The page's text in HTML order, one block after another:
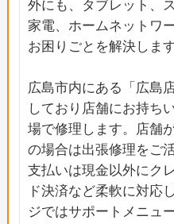
外にも、タブレット、
家電、ホームネットワ
お困りごとを解決します
広島市内にある「広島
しており店舗にお持ち
場で修理します。店舗
の場合は出張修理をご
支払いは現金以外にク
ド決済など柔軟に対応
ジではサポートメニュ